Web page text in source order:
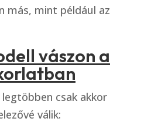
más, mint például az
vászon a
csak akkor
válik: